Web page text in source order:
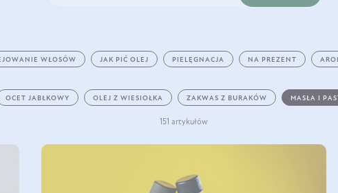
WŁOSÓW JAK PIĆ OLEJ PIELĘGNACJA NA PREZENT
OCET JABŁKOWY OLEJ Z WIESIOŁKA ZAKWAS Z BURAKÓW MASŁA I
151 artykułów